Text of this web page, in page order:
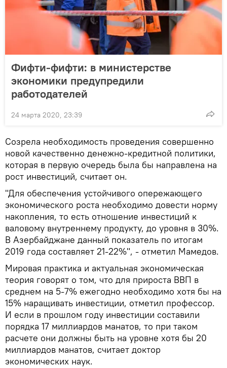
Фифти-фифти: в министерстве
экономики предупредили
работодателей
24 марта 2020, 23:39
Созрела необходимость проведения совершенно
новой качественно денежно-кредитной политики,
которая в первую очередь была бы направлена на
рост инвестиций, считает он.
"Для обеспечения устойчивого опережающего
экономического роста необходимо довести норму
накопления, то есть отношение инвестиций к
валовому внутреннему продукту, до уровня в 30%.
В Азербайджане данный показатель по итогам
2019 года составляет 21-22%", - отметил Мамедов.
Мировая практика и актуальная экономическая
теория говорят о том, что для прироста ВВП в
среднем на 5-7% ежегодно необходимо хотя бы на
15% наращивать инвестиции, отметил профессор.
И если в прошлом году инвестиции составили
порядка 17 миллиардов манатов, то при таком
расчете они должны быть на уровне хотя бы 20
миллиардов манатов, считает доктор
экономических наук.